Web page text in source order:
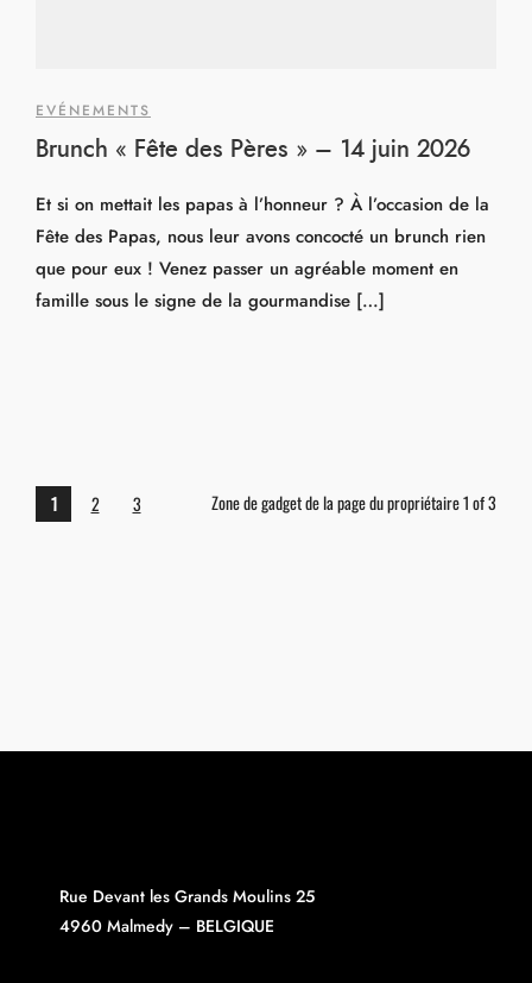
EVÉNEMENTS
Brunch « Fête des Pères » – 14 juin 2026
Et si on mettait les papas à l’honneur ? À l’occasion de la
Fête des Papas, nous leur avons concocté un brunch rien
que pour eux ! Venez passer un agréable moment en
famille sous le signe de la gourmandise […]
1 2 3 Zone de gadget de la page du propriétaire 1 of 3
Rue Devant les Grands Moulins 25
4960 Malmedy – BELGIQUE